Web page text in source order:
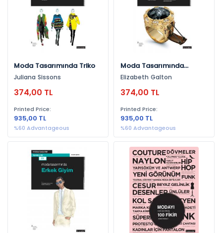
Moda Tasarımında Triko
Juliana Sissons
374,00 TL
Printed Price:
935,00 TL
%60 Advantageous
Moda Tasarımında
Mücevher Tasarımı
Elizabeth Galton
374,00 TL
Printed Price:
935,00 TL
%60 Advantageous